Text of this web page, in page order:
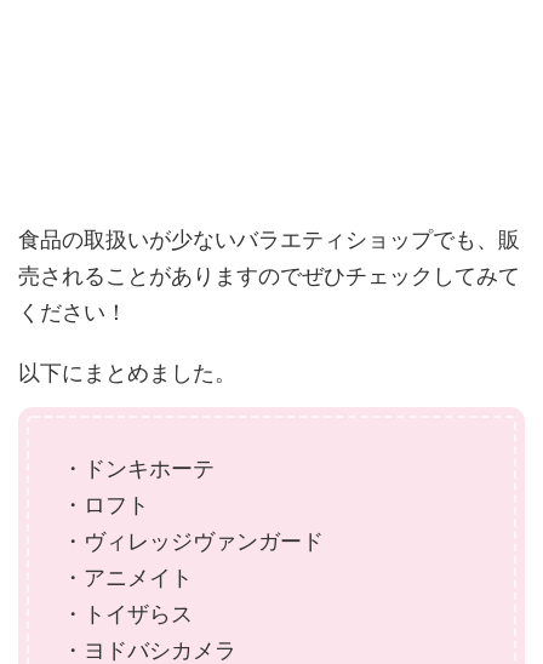
食品の取扱いが少ないバラエティショップでも、販
売されることがありますのでぜひチェックしてみて
ください！
以下にまとめました。
・ドンキホーテ
・ロフト
・ヴィレッジヴァンガード
・アニメイト
・トイザらス
・ヨドバシカメラ